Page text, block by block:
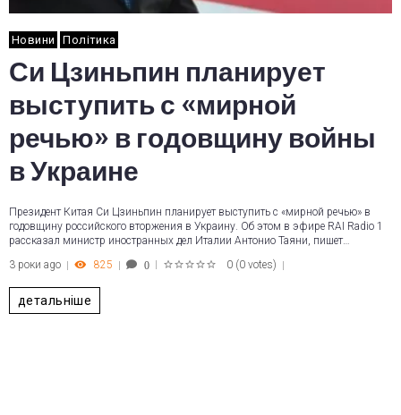
Новини Політика
Си Цзиньпин планирует
выступить с «мирной
речью» в годовщину войны
в Украине
Президент Китая Си Цзиньпин планирует выступить с «мирной речью» в
годовщину российского вторжения в Украину. Об этом в эфире RAI Radio 1
рассказал министр иностранных дел Италии Антонио Таяни, пишет…
3 роки ago
825 0 0 (0 votes)
детальніше